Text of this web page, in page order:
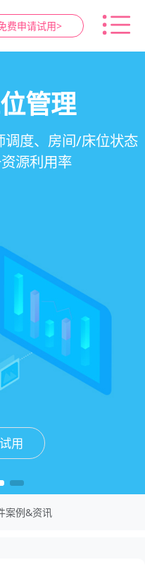
费申请试用>
理系统
务、会员、财务、营
化管理
用
锁客
营销、客户关怀，提
单价
用
管理
调度、房间/床位状态
源利用率
用
果追踪
行、效果对比，数据
价值
用
案例&资讯